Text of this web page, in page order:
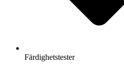
Färdighetstester